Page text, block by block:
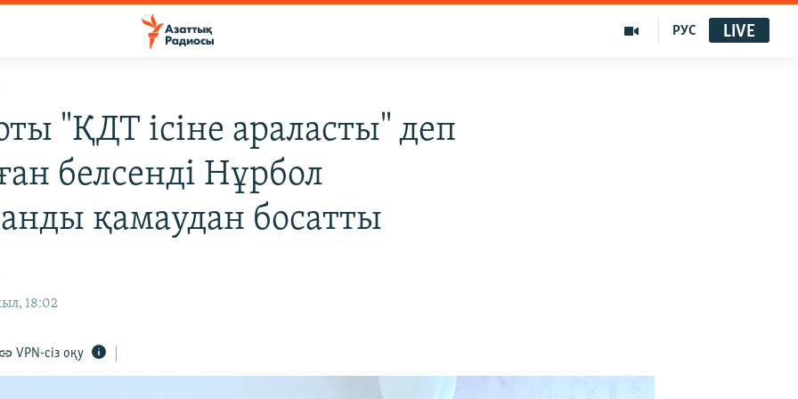
РУС LIVE
"ҚДТ ісіне араласты" деп
белсенді Нұрбол
қамаудан босатты
18:02
VPN-сіз оқу